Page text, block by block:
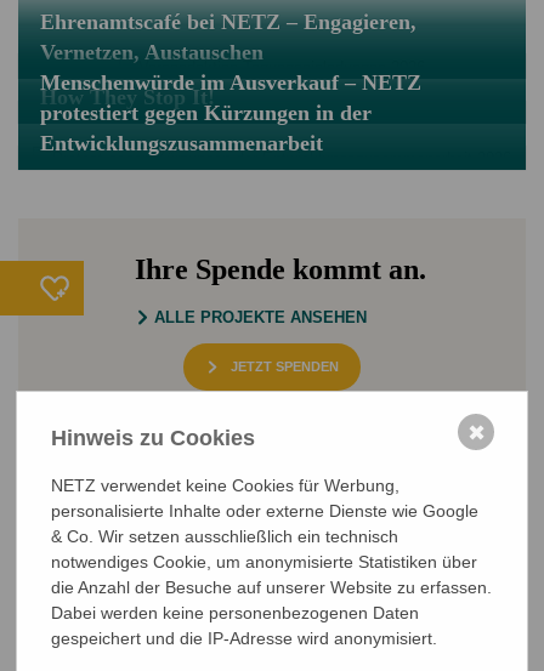
Ehrenamtscafé bei NETZ – Engagieren,
Vernetzen, Austauschen
How They Stop It!
Menschenwürde im Ausverkauf – NETZ
protestiert gegen Kürzungen in der
Entwicklungszusammenarbeit
Ihre Spende kommt an.
ALLE PROJEKTE ANSEHEN
JETZT SPENDEN
NETZ Partnerschaft für Entwicklung und Gerechtigkeit e.V.
Marktlaubenstraße 9
Hinweis zu Cookies
NETZ verwendet keine Cookies für Werbung,
personalisierte Inhalte oder externe Dienste wie Google
& Co. Wir setzen ausschließlich ein technisch
notwendiges Cookie, um anonymisierte Statistiken über
die Anzahl der Besuche auf unserer Website zu erfassen.
Dabei werden keine personenbezogenen Daten
gespeichert und die IP-Adresse wird anonymisiert.
✖